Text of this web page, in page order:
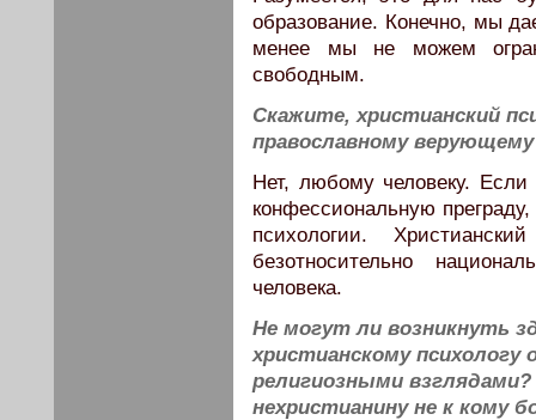
образование. Конечно, мы
менее мы не можем
свободным.
Скажите, христианский
православному верующему
Нет, любому человеку. Если
конфессиональную
психологии.
безотносительно
человека.
Не могут ли возникнуть
христианскому психологу
религиозными
нехристианину не к кому